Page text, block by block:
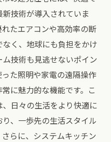
技術が導入されていま
たエアコンや高効率の断
く、地球にも負担をかけ
技術も見逃せないポイン
た照明や家電の遠隔操作
に魅力的な機能です。こ
日々の生活をより快適に
、一歩先の生活スタイル
らに、システムキッチン